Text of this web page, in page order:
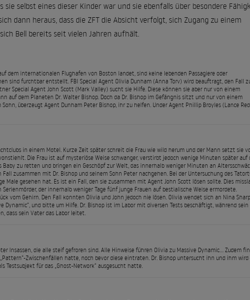
selbst eines dieser Kinder war und sie ebenfalls über besondere
dann heraus, dass die ZFT die Absicht verfolgt, sich Zugang zu einem
Bell bereits seit vielen Jahren aufhält.
dem internationalen Flughafen von Boston landet, sind keine lebenden Passagiere oder
sind furchtbar entstellt. FBI Special Agent Olivia Dunham (Anna Torv) wird beauftragt, den Fall
Special Agent John Scott (Mark Valley) sucht sie Hilfe. Diese können sie aber nur von einem
auf dem Planeten Dr. Walter Bishop. Doch da Dr. Bishop im Gefängnis sitzt und nur von einem
überzeugt Agent Dunham Peter Bishop, ihr zu helfen. Under Agent Phillip Broyles (Lance
in einem Motel. Kurze Zeit später schreit die Frau wie wild herum und der Mann setzt sie
Die Frau ist auf mysteriöse Weise schwanger, verstirbt jedoch wenige Minuten später auf
Baby zu retten und bringen ein Geschöpf zur Welt, das innerhalb weniger Minuten an
zusammen mit Dr. Bishop und seinem Sohn Peter nachgehen. Bei der Untersuchung des
Male gesehen hat. Es ist ein Fall, den sie zusammen mit Agent John Scott lösen sollte. Dies
der innerhalb weniger Tage fünf junge Frauen auf bestialische Weise ermordete.
vom Gehirn. Den Fall konnten Olivia und John jedoch nie lösen. Olivia wendet sich an Nina
Dynamic“, und bitte um Hilfe. Dr. Bishop ist im Labor mit diversen Tests beschäftigt, während sein
dass sein Vater das Labor leitet.
Insassen, die alle steif gefroren sind. Alle Hinweise führen Olivia zu Massive Dynamic... Zudem
Zwischenfällen hatte, noch bevor diese eintraten. Dr. Bishop untersucht ihn und ihm wird
Testsubjekt für das „Ghost-Network“ ausgesucht hatte.